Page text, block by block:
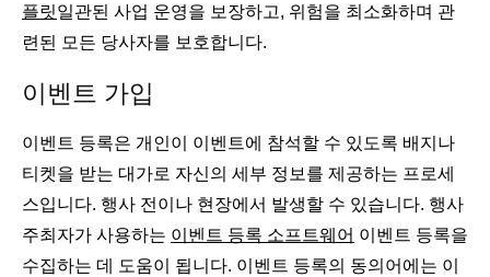
플릿일관된 사업 운영을 보장하고, 위험을 최소화하며 관
련된 모든 당사자를 보호합니다.
이벤트 가입
이벤트 등록은 개인이 이벤트에 참석할 수 있도록 배지나
티켓을 받는 대가로 자신의 세부 정보를 제공하는 프로세
스입니다. 행사 전이나 현장에서 발생할 수 있습니다. 행사
주최자가 사용하는 이벤트 등록 소프트웨어 이벤트 등록을
수집하는 데 도움이 됩니다. 이벤트 등록의 동의어에는 이